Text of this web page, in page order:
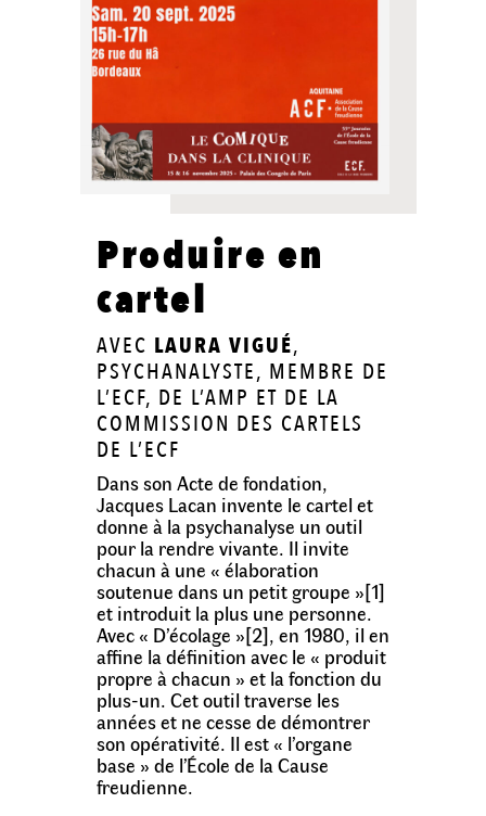
Produire en
cartel
AVEC LAURA VIGUÉ,
PSYCHANALYSTE, MEMBRE DE
L’ECF, DE L’AMP ET DE LA
COMMISSION DES CARTELS
DE L’ECF
Dans son Acte de fondation,
Jacques Lacan invente le cartel et
donne à la psychanalyse un outil
pour la rendre vivante. Il invite
chacun à une « élaboration
soutenue dans un petit groupe »[1]
et introduit la plus une personne.
Avec « D’écolage »[2], en 1980, il en
affine la définition avec le « produit
propre à chacun » et la fonction du
plus-un. Cet outil traverse les
années et ne cesse de démontrer
son opérativité. Il est « l’organe
base » de l’École de la Cause
freudienne.